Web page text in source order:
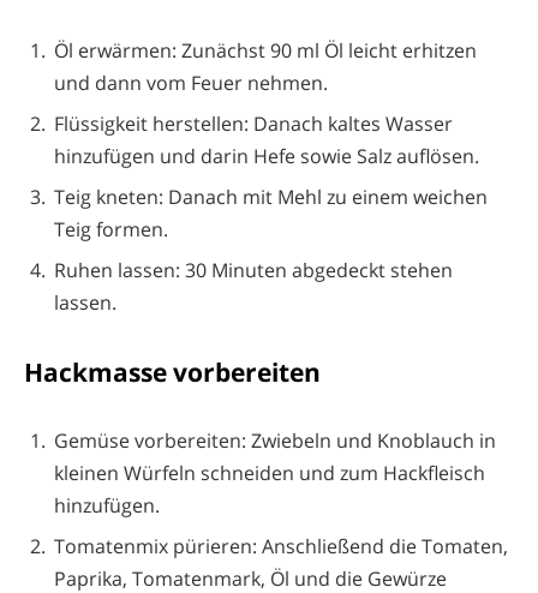
Öl erwärmen: Zunächst 90 ml Öl leicht erhitzen
und dann vom Feuer nehmen.
Flüssigkeit herstellen: Danach kaltes Wasser
hinzufügen und darin Hefe sowie Salz auflösen.
Teig kneten: Danach mit Mehl zu einem weichen
Teig formen.
Ruhen lassen: 30 Minuten abgedeckt stehen
lassen.
Hackmasse vorbereiten
Gemüse vorbereiten: Zwiebeln und Knoblauch in
kleinen Würfeln schneiden und zum Hackfleisch
hinzufügen.
Tomatenmix pürieren: Anschließend die Tomaten,
Paprika, Tomatenmark, Öl und die Gewürze